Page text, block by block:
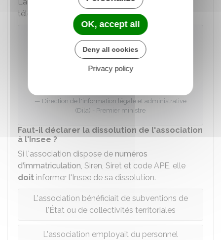
téléservice e-dissolution :
Dissolution d'une association (e-
dissolution)
Accéder au service en ligne
Direction de l'information légale et administrative
(Dila) - Premier ministre
Faut-il déclarer la dissolution de l'association
à l'Insee ?
Si l'association dispose de numéros
d'immatriculation, Siren, Siret et code APE, elle
doit informer l'Insee de sa dissolution.
L'association bénéficiait de subventions de
l'État ou de collectivités territoriales
L'association employait du personnel
OK, accept all
Deny all cookies
Privacy policy